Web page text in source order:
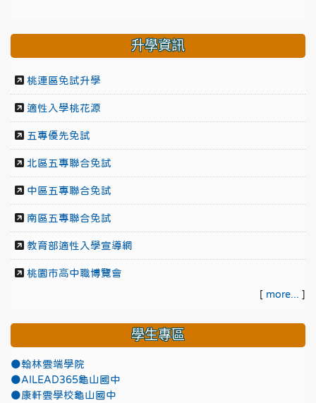
升學資訊
桃連區免試升學
適性入學桃花源
五專優先免試
北區五專聯合免試
中區五專聯合免試
南區五專聯合免試
教育部適性入學宣導網
桃園市高中職博覽會
[ more... ]
學生專區
●翰林雲端學院
●AILEAD365龜山國中
●康軒雲學校龜山國中